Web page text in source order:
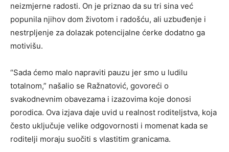
neizmjerne radosti. On je priznao da su tri sina već
popunila njihov dom životom i radošću, ali uzbuđenje i
nestrpljenje za dolazak potencijalne ćerke dodatno ga
motivišu.
“Sada ćemo malo napraviti pauzu jer smo u ludilu
totalnom,” našalio se Ražnatović, govoreći o
svakodnevnim obavezama i izazovima koje donosi
porodica. Ova izjava daje uvid u realnost roditeljstva, koja
često uključuje velike odgovornosti i momenat kada se
roditelji moraju suočiti s vlastitim granicama.